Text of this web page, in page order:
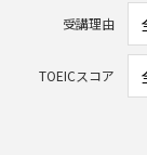
受講理由
TOEICスコア